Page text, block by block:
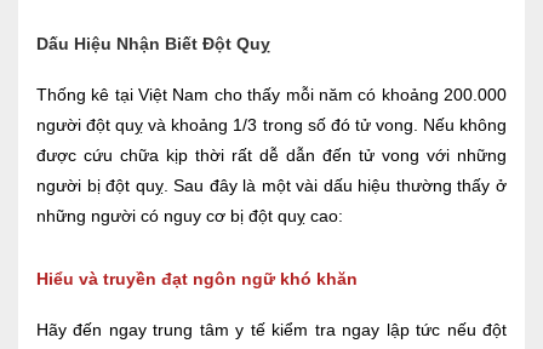
Dấu Hiệu Nhận Biết Đột Quỵ
Thống kê tại Việt Nam cho thấy mỗi năm có khoảng 200.000
người đột quỵ và khoảng 1/3 trong số đó tử vong. Nếu không
được cứu chữa kịp thời rất dễ dẫn đến tử vong với những
người bị đột quỵ. Sau đây là một vài dấu hiệu thường thấy ở
những người có nguy cơ bị đột quỵ cao:
Hiểu và truyền đạt ngôn ngữ khó khăn
Hãy đến ngay trung tâm y tế kiểm tra ngay lập tức nếu đột